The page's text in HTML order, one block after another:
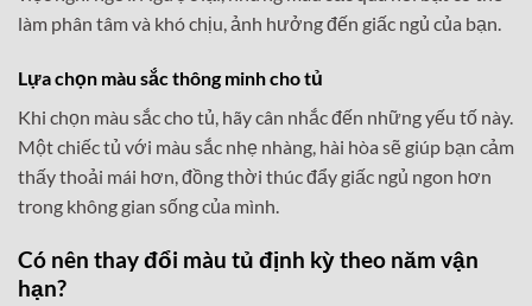
làm phân tâm và khó chịu, ảnh hưởng đến giấc ngủ của bạn.
Lựa chọn màu sắc thông minh cho tủ
Khi chọn màu sắc cho tủ, hãy cân nhắc đến những yếu tố này.
Một chiếc tủ với màu sắc nhẹ nhàng, hài hòa sẽ giúp bạn cảm
thấy thoải mái hơn, đồng thời thúc đẩy giấc ngủ ngon hơn
trong không gian sống của mình.
Có nên thay đổi màu tủ định kỳ theo năm vận
hạn?